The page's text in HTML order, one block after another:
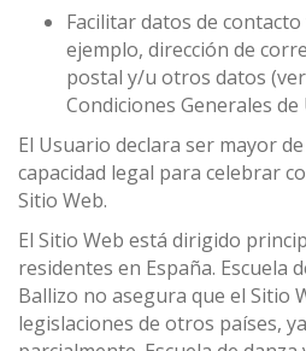
Facilitar datos de
ejemplo, dirección de
postal y/u otros datos
Condiciones Generales de
El Usuario declara ser mayor
capacidad legal para celebrar
Sitio Web.
El Sitio Web está dirigido
residentes en España. Escuela
Ballizo no asegura que el Sitio
legislaciones de otros países,